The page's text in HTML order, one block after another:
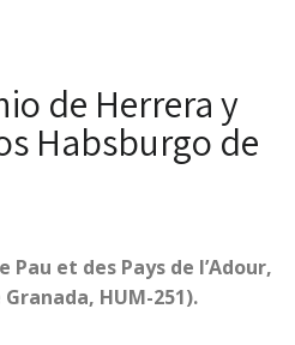
de Herrera y
Habsburgo de
et des Pays de l’Adour,
HUM-251).